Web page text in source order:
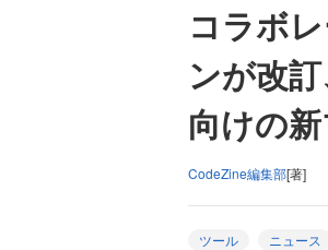
コラボ
ンが改
向けの
CodeZine編集部[著]
ツール ニュース